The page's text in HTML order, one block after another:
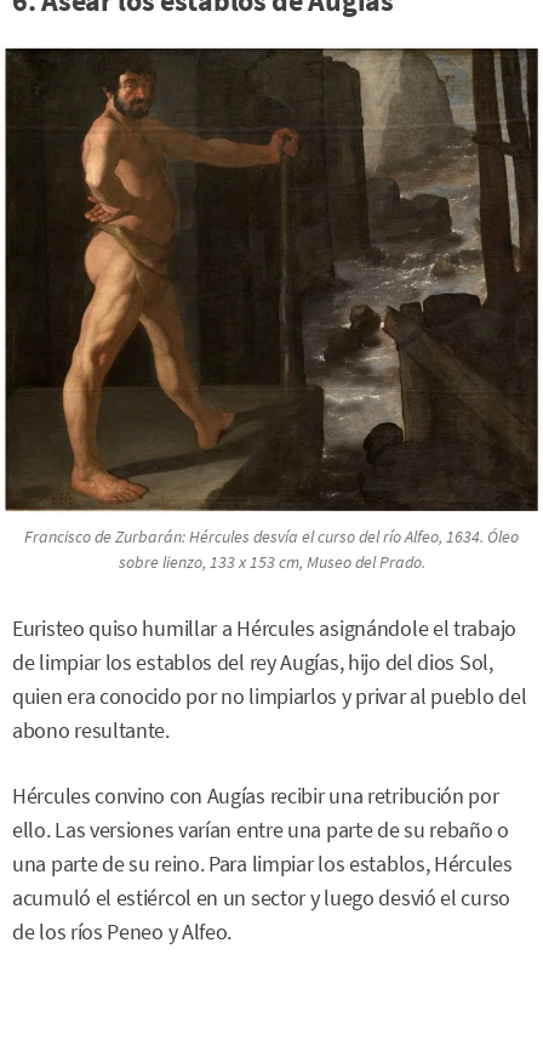
Francisco de Zurbarán:Hércules desvía el curso del río Alfeo, 1634. Óleo
sobre lienzo, 133 x 153 cm, Museo del Prado.
Euristeo quiso humillar a Hércules asignándole el trabajo
de limpiar los establos del rey Augías, hijo del dios Sol,
quien era conocido por no limpiarlos y privar al pueblo del
abono resultante.
Hércules convino con Augías recibir una retribución por
ello. Las versiones varían entre una parte de su rebaño o
una parte de su reino. Para limpiar los establos, Hércules
acumuló el estiércol en un sector y luego desvió el curso
de los ríos Peneo y Alfeo.